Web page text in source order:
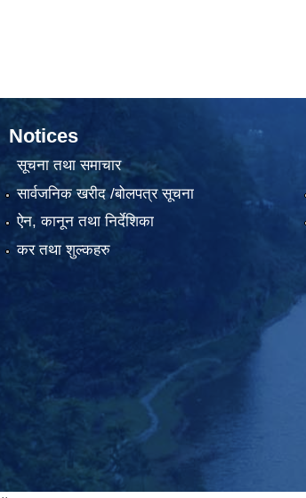
Notices
सूचना तथा समाचार
सार्वजनिक खरीद /बोलपत्र सूचना
ऐन, कानून तथा निर्देशिका
कर तथा शुल्कहरु